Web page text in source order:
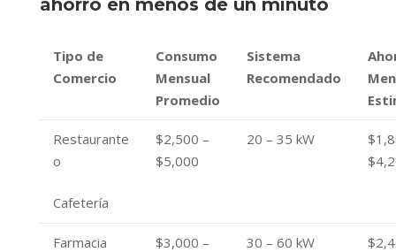
ahorro en menos de un minuto
Tipo de
Comercio
Consumo
Mensual
Promedio
Sistema
Recomendado
Restaurante
o
Cafetería
$2,500 –
$5,000
20 – 35 kW
Farmacia
$3,000 –
30 – 60 kW